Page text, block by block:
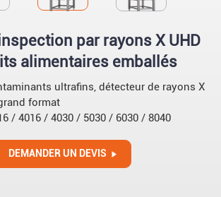
par rayons X UHD
alimentaires emballés
ultrafins, détecteur de rayons X
format
/ 4016 / 4030 / 5030 / 6030 / 8040
DEMANDER UN DEVIS